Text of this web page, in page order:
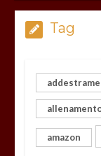
Tag
amazon